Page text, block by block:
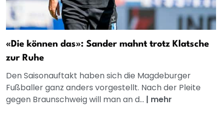
«Die können das»: Sander mahnt trotz Klatsche
zur Ruhe
Den Saisonauftakt haben sich die Magdeburger
Fußballer ganz anders vorgestellt. Nach der Pleite
gegen Braunschweig will man an d... | mehr